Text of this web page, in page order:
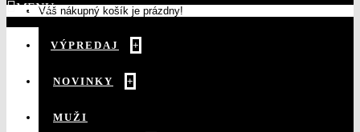
Váš nákupný košík je prázdny!
MENU
VÝPREDAJ +
NOVINKY +
MUŽI